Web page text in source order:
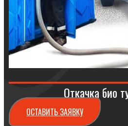
Откачка био
ОСТАВИТЬ ЗАЯВКУ